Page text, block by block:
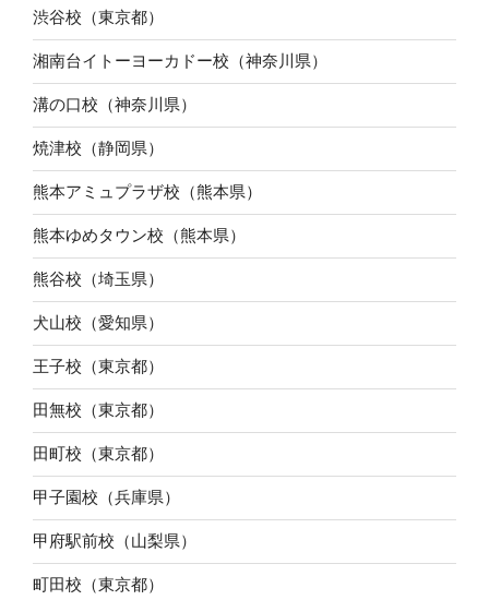
渋谷校（東京都）
湘南台イトーヨーカドー校（神奈川県）
溝の口校（神奈川県）
焼津校（静岡県）
熊本アミュプラザ校（熊本県）
熊本ゆめタウン校（熊本県）
熊谷校（埼玉県）
犬山校（愛知県）
王子校（東京都）
田無校（東京都）
田町校（東京都）
甲子園校（兵庫県）
甲府駅前校（山梨県）
町田校（東京都）